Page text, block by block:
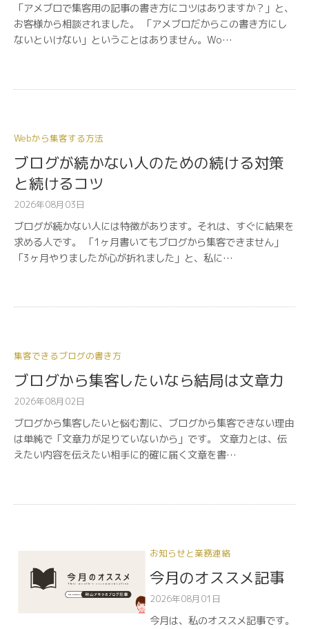
「アメブロで集客用の記事の書き方にコツはありますか？」と、
お客様から相談されました。 「アメブロだからこの書き方にし
ないといけない」ということはありません。Wo…
Webから集客する方法
ブログが続かない人のための続ける対策
と続けるコツ
2026年08月03日
ブログが続かない人には特徴があります。それは、すぐに結果を
求める人です。 「1ヶ月書いてもブログから集客できません」
「3ヶ月やりましたが心が折れました」と、私に…
集客できるブログの書き方
ブログから集客したいなら結局は文章力
2026年08月02日
ブログから集客したいと悩む割に、ブログから集客できない理由
は単純で「文章力が足りていないから」です。 文章力とは、伝
えたい内容を伝えたい相手に的確に届く文章を書…
お知らせと業務連絡
今月のオススメ記事
2026年08月01日
今月は、私のオススメ記事です。